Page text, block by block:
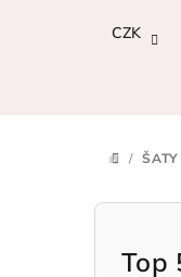
CZK
DOMŮ
/ ŠATY
P
Top